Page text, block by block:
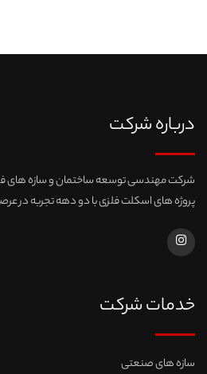
درباره شرکت
شرکت مهندسی توسعه ساختمان و سازه های
پروژه های اسکلت فلزی با دو دهه تجربه در
خدمات شرکت
سازه های صنعتی